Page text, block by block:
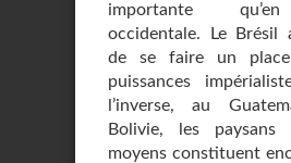
importante
occidentale. Le Brésil
de se faire un
puissances
l’inverse, au
Bolivie, les paysans
moyens constituent